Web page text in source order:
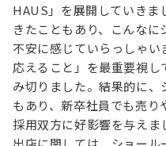
HAUS」を展開していきま
きたこともあり、こんな
不安に感じていらっしゃい
応えること」を最重要視
み切りました。結果的に
もあり、新卒社員でも売り
採用双方に好影響を与えま